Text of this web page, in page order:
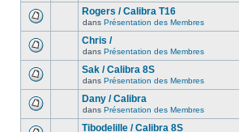
Rogers / Calibra T16
dans Présentation des Membres
Chris /
dans Présentation des Membres
Sak / Calibra 8S
dans Présentation des Membres
Dany / Calibra
dans Présentation des Membres
Tibodelille / Calibra 8S